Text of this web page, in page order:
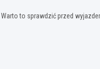
to sprawdzić przed